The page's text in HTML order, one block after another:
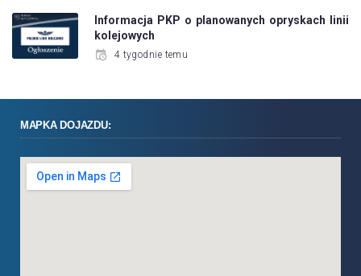
Informacja PKP o planowanych opryskach linii
kolejowych
4 tygodnie temu
MAPKA DOJAZDU: